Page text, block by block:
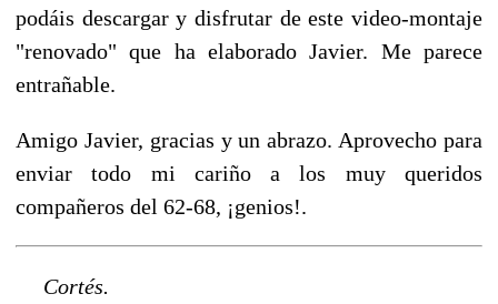
podáis descargar y disfrutar de este video-montaje
"renovado" que ha elaborado Javier. Me parece
entrañable.
Amigo Javier, gracias y un abrazo. Aprovecho para
enviar todo mi cariño a los muy queridos
compañeros del 62-68, ¡genios!.
Cortés.